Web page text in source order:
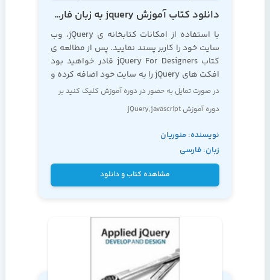
دانلود کتاب آموزش jquery به زبان فارسی
با استفاده از امکانات کتابخانه ی jQuery، وب
سایت خود را کاربر پسند نمایید. پس از مطالعه ی
کتاب jQuery For Designers قادر خواهید بود
افکت های jQuery را به سایت خود اضافه کرده و
در صورت تمایل به حضور در دوره آموزش کلیک کنید بر
آموزش jQuery,javascript
نویسنده: منوریان
زبان: فارسی
مشاهده کتاب و دانلود